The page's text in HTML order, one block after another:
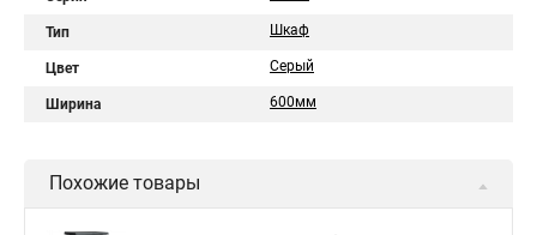
Тип Шкаф
Цвет Серый
Ширина 600мм
Похожие товары